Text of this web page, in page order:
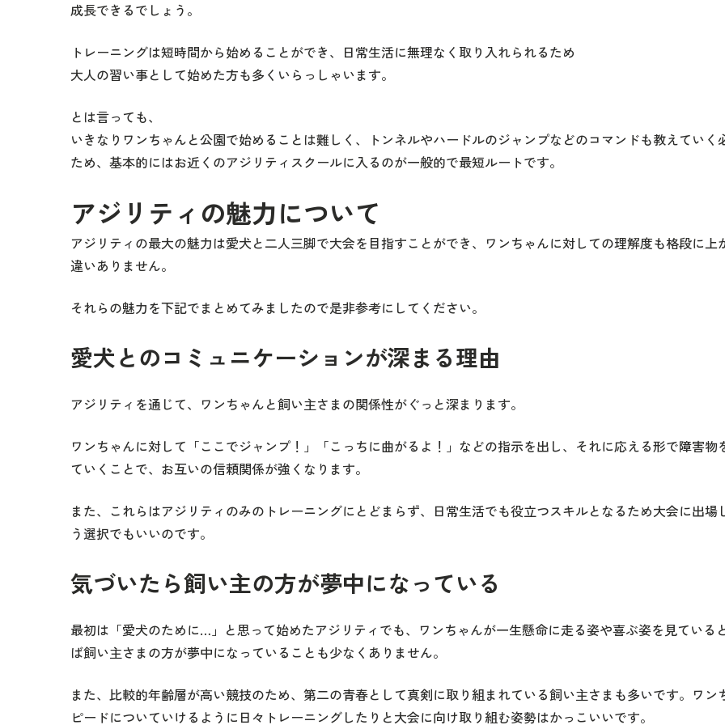
成長できるでしょう。
トレーニングは短時間から始めることができ、日常生活に無理なく取り入れられるため
大人の習い事として始めた方も多くいらっしゃいます。
とは言っても、
いきなりワンちゃんと公園で始めることは難しく、トンネルやハードルのジャンプなどのコマンドも教えていく
ため、基本的にはお近くのアジリティスクールに入るのが一般的で最短ルートです。
アジリティの魅力について
アジリティの最大の魅力は愛犬と二人三脚で大会を目指すことができ、ワンちゃんに対しての理解度も格段に上
違いありません。
それらの魅力を下記でまとめてみましたので是非参考にしてください。
愛犬とのコミュニケーションが深まる理由
アジリティを通じて、ワンちゃんと飼い主さまの関係性がぐっと深まります。
ワンちゃんに対して「ここでジャンプ！」「こっちに曲がるよ！」などの指示を出し、それに応える形で障害物
ていくことで、お互いの信頼関係が強くなります。
また、これらはアジリティのみのトレーニングにとどまらず、日常生活でも役立つスキルとなるため大会に出場
う選択でもいいのです。
気づいたら飼い主の方が夢中になっている
最初は「愛犬のために…」と思って始めたアジリティでも、ワンちゃんが一生懸命に走る姿や喜ぶ姿を見ている
ば飼い主さまの方が夢中になっていることも少なくありません。
また、比較的年齢層が高い競技のため、第二の青春として真剣に取り組まれている飼い主さまも多いです。ワン
ピードについていけるように日々トレーニングしたりと大会に向け取り組む姿勢はかっこいいです。